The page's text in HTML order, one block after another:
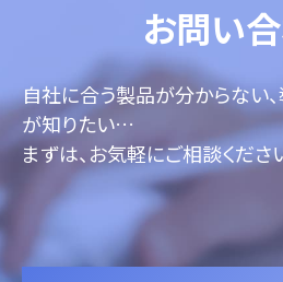
お問い
自社に合う製品が分からない
が知りたい…
まずは、お気軽にご相談くださ